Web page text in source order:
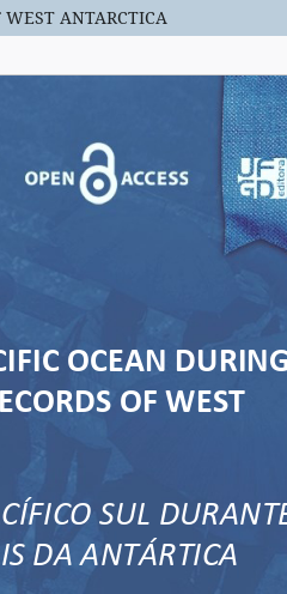
ANTARCTICA